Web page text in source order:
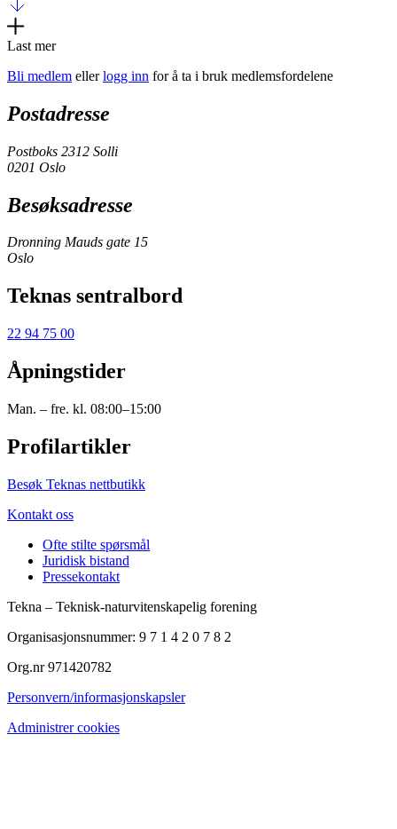
Last mer
Bli medlem ellerlogg inn for å ta i bruk medlemsfordelene
Postadresse
Postboks 2312 Solli
0201 Oslo
Besøksadresse
Dronning Mauds gate 15
Oslo
Teknas sentralbord
22 94 75 00
Åpningstider
Man. – fre. kl. 08:00–15:00
Profilartikler
Besøk Teknas nettbutikk
Kontakt oss
Ofte stilte spørsmål
Juridisk bistand
Pressekontakt
Tekna – Teknisk-naturvitenskapelig forening
Organisasjonsnummer: 9 7 1 4 2 0 7 8 2
Org.nr 971420782
Personvern/informasjonskapsler
Administrer cookies